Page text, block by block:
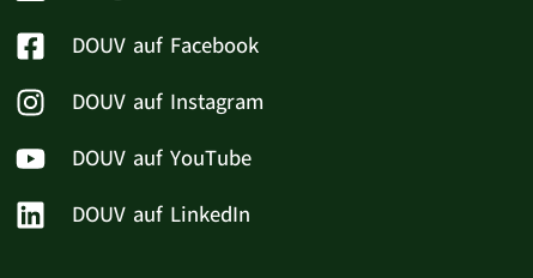
DOUV auf Facebook
DOUV auf Instagram
DOUV auf YouTube
DOUV auf LinkedIn